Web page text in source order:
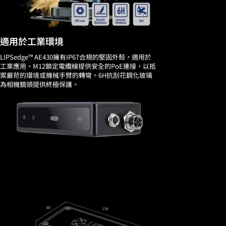
適用於工業環境
LIPSedge™ AE430擁有IP67合規的堅固外殼，適用於
工業應用。M12鎖定電纜線提供安全的PoE連接，以抵
禦嚴苛的環境或機械手臂的轉彎。6H抗刮花鋼化玻璃
為相機鏡頭提供終極保護。